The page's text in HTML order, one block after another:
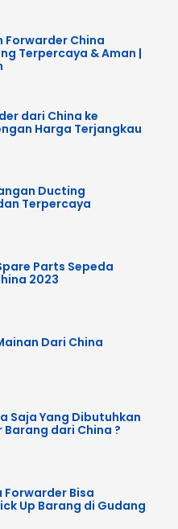
Forwarder China
Terpercaya & Aman |
dari China ke
Harga Terjangkau
Ducting
Terpercaya
Parts Sepeda
2023
Dari China
Saja Yang Dibutuhkan
dari China ?
Forwarder Bisa
Up Barang di Gudang